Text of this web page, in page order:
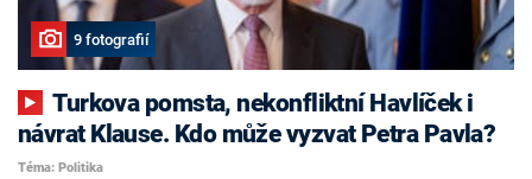
9 fotografií
Turkova pomsta, nekonfliktní Havlíček i
návrat Klause. Kdo může vyzvat Petra Pavla?
Téma: Politika